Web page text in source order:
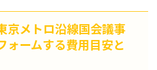
京メトロ沿線国会議事
ォームする費用目安と